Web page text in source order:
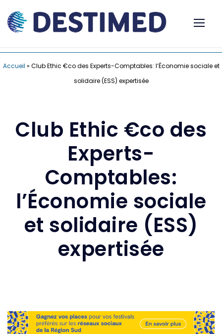
Accueil » Club Ethic €co des Experts-Comptables: l’Économie sociale et
solidaire (ESS) expertisée
Club Ethic €co des
Experts-
Comptables:
l’Économie sociale
et solidaire (ESS)
expertisée